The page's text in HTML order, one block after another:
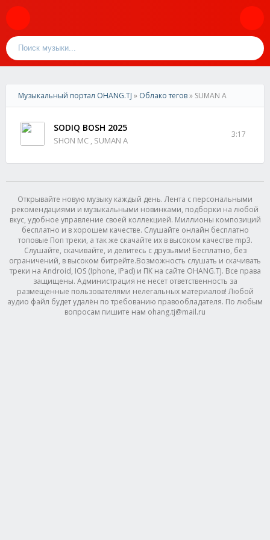
Музыкальный портал OHANG.TJ » Облако тегов» SUMAN A
SODIQ BOSH 2025
SHON MC , SUMAN A
3:17
Открывайте новую музыку каждый день. Лента с персональными
рекомендациями и музыкальными новинками, подборки на любой
вкус, удобное управление своей коллекцией. Миллионы композиций
бесплатно и в хорошем качестве. Слушайте онлайн бесплатно
топовые Поп треки, а так же скачайте их в высоком качестве mp3.
Слушайте, скачивайте, и делитесь с друзьями! Бесплатно, без
ограничений, в высоком битрейте.Возможность слушать и скачивать
треки на Android, IOS (Iphone, IPad) и ПК на сайте OHANG.TJ. Все права
защищены. Администрация не несет ответственность за
размещенные пользователями нелегальных материалов! Любой
аудио файл будет удалён по требованию правообладателя. По любым
вопросам пишите нам ohang.tj@mail.ru